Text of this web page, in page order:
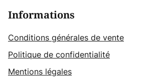
Informations
Conditions générales de vente
Politique de confidentialité
Mentions légales